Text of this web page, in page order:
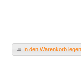
In den Warenkorb